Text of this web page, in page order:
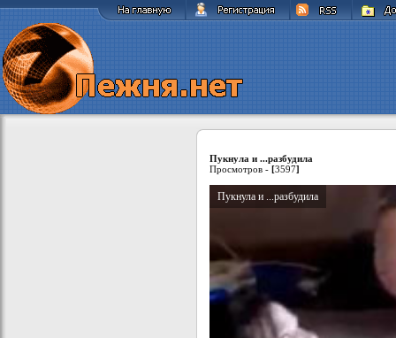
Пукнула и ...разбудила
Просмотров - [3597]
Пукнула и ...разбудила